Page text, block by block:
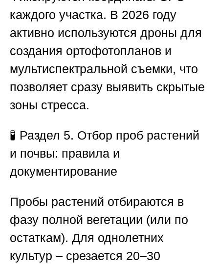
каждого участка. В 2026 году
активно используются дроны для
создания ортофотопланов и
мультиспектральной съемки, что
позволяет сразу выявить скрытые
зоны стресса.
🧪 Раздел 5. Отбор проб растений
и почвы: правила и
документирование
Пробы растений отбираются в
фазу полной вегетации (или по
остаткам). Для однолетних
культур – срезается 20–30